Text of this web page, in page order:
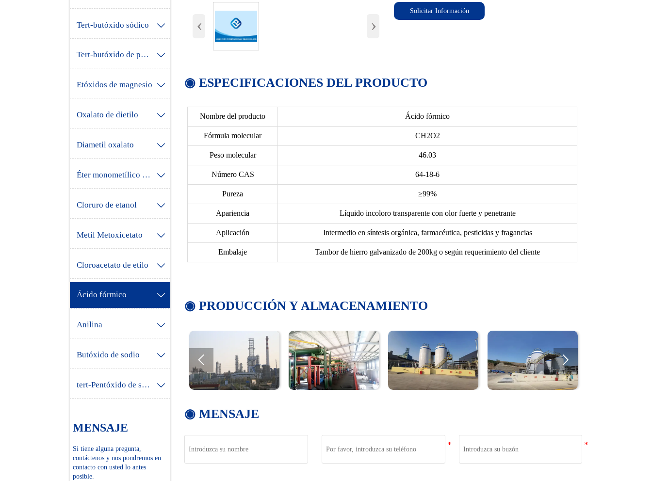
Tert-butóxido sódico 
Tert-butóxido de potasio 
Etóxidos de magnesio 
Oxalato de dietilo 
Diametil oxalato 
Éter monometílico de etilenglicol 
Cloruro de etanol 
Metil Metoxicetato 
Cloroacetato de etilo 
Ácido fórmico 
Anilina 
Butóxido de sodio 
tert-Pentóxido de sodio 
MENSAJE
Si tiene alguna pregunta,
contáctenos y nos pondremos en
contacto con usted lo antes
posible.
‹ ›
Solicitar Información
◉ ESPECIFICACIONES DEL PRODUCTO
Nombre del producto Ácido fórmico
Fórmula molecular CH2O2
Peso molecular 46.03
Número CAS 64-18-6
Pureza ≥99%
Apariencia Líquido incoloro transparente con olor fuerte y penetrante
Aplicación Intermedio en síntesis orgánica, farmacéutica, pesticidas y fragancias
Embalaje Tambor de hierro galvanizado de 200kg o según requerimiento del cliente
◉ PRODUCCIÓN Y ALMACENAMIENTO
 
◉ MENSAJE